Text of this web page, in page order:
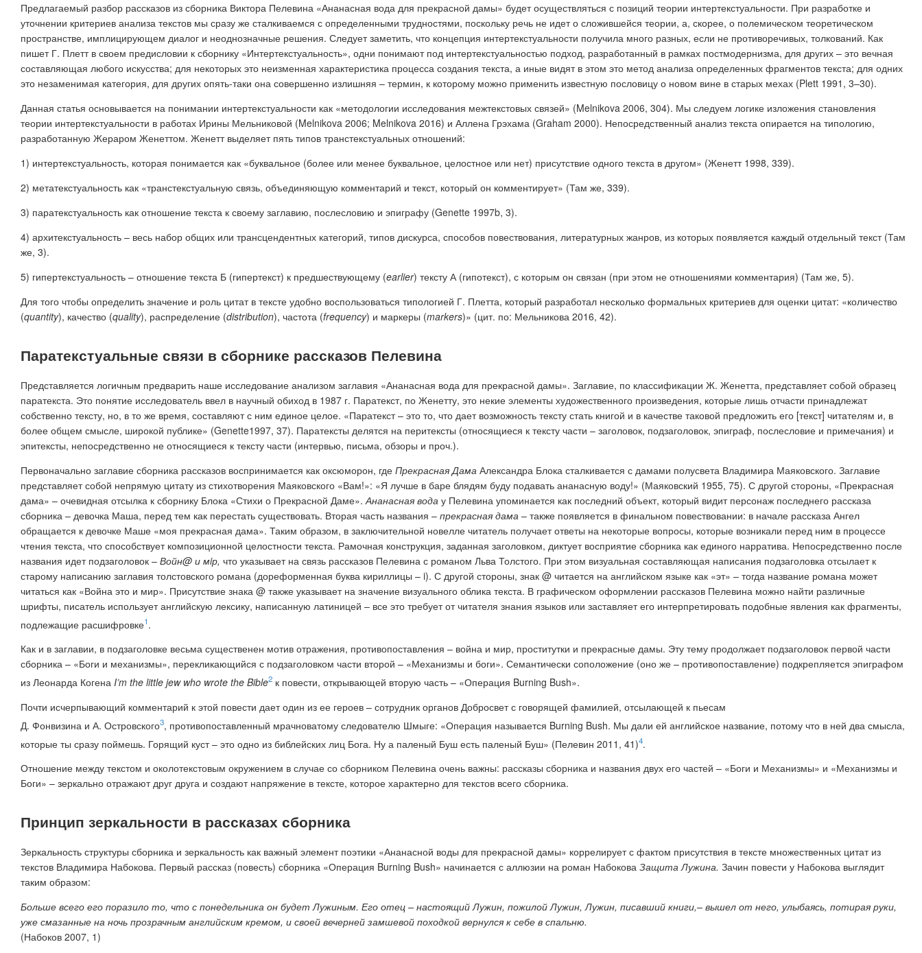
Предлагаемый разбор рассказов из сборника Виктора Пелевина «Ананасная вода для прекрасной дамы» будет осуществляться с позиций теории интертекстуальности. При разработке и
уточнении критериев анализа текстов мы сразу же сталкиваемся с определенными трудностями, поскольку речь не идет о сложившейся теории, а, скорее, о полемическом теоретическом
пространстве, имплицирующем диалог и неоднозначные решения. Следует заметить, что концепция интертекстуальности получила много разных, если не противоречивых, толкований. Как
пишет Г. Плетт в своем предисловии к сборнику «Интертекстуальность», одни понимают под интертекстуальностью подход, разработанный в рамках постмодернизма, для других – это вечная
составляющая любого искусства; для некоторых это неизменная характеристика процесса создания текста, а иные видят в этом это метод анализа определенных фрагментов текста; для одних
это незаменимая категория, для других опять-таки она совершенно излишняя – термин, к которому можно применить известную пословицу о новом вине в старых мехах (Plett 1991, 3–30).
Данная статья основывается на понимании интертекстуальности как «методологии исследования межтекстовых связей» (Melnikova 2006, 304). Мы следуем логике изложения становления
теории интертекстуальности в работах Ирины Мельниковой (Melnikova 2006; Melnikova 2016) и Аллена Грэхама (Graham 2000). Непосредственный анализ текста опирается на типологию,
разработанную Жераром Женеттом. Женетт выделяет пять типов транстекстуальных отношений:
1) интертекстуальность, которая понимается как «буквальное (более или менее буквальное, целостное или нет) присутствие одного текста в другом» (Женетт 1998, 339).
2) метатекстуальность как «транстекстуальную связь, объединяющую комментарий и текст, который он комментирует» (Там же, 339).
3) паратекстуальность как отношение текста к своему заглавию, послесловию и эпиграфу (Genette 1997b, 3).
4) архитекстуальность – весь набор общих или трансцендентных категорий, типов дискурса, способов повествования, литературных жанров, из которых появляется каждый отдельный текст (Там
же, 3).
5) гипертекстуальность – отношение текста Б (гипертекст) к предшествующему (earlier) тексту А (гипотекст), с которым он связан (при этом не отношениями комментария) (Там же, 5).
Для того чтобы определить значение и роль цитат в тексте удобно воспользоваться типологией Г. Плетта, который разработал несколько формальных критериев для оценки цитат: «количество
(quantity), качество (quality), распределение (distribution), частота (frequency) и маркеры (markers)» (цит. по: Мельникова 2016, 42).
Паратекстуальные связи в сборнике рассказов Пелевина
Представляется логичным предварить наше исследование анализом заглавия «Ананасная вода для прекрасной дамы». Заглавие, по классификации Ж. Женетта, представляет собой образец
паратекста. Это понятие исследователь ввел в научный обиход в 1987 г. Паратекст, по Женетту, это некие элементы художественного произведения, которые лишь отчасти принадлежат
собственно тексту, но, в то же время, составляют с ним единое целое. «Паратекст – это то, что дает возможность тексту стать книгой и в качестве таковой предложить его [текст] читателям и, в
более общем смысле, широкой публике» (Genette1997, 37). Паратексты делятся на перитексты (относящиеся к тексту части – заголовок, подзаголовок, эпиграф, послесловие и примечания) и
эпитексты, непосредственно не относящиеся к тексту части (интервью, письма, обзоры и проч.).
Первоначально заглавие сборника рассказов воспринимается как оксюморон, где Прекрасная Дама Александра Блока сталкивается с дамами полусвета Владимира Маяковского. Заглавие
представляет собой непрямую цитату из стихотворения Маяковского «Вам!»: «Я лучше в баре блядям буду подавать ананасную воду!» (Маяковский 1955, 75). С другой стороны, «Прекрасная
дама» – очевидная отсылка к сборнику Блока «Стихи о Прекрасной Даме». Ананасная вода у Пелевина упоминается как последний объект, который видит персонаж последнего рассказа
сборника – девочка Маша, перед тем как перестать существовать. Вторая часть названия – прекрасная дама – также появляется в финальном повествовании: в начале рассказа Ангел
обращается к девочке Маше «моя прекрасная дама». Таким образом, в заключительной новелле читатель получает ответы на некоторые вопросы, которые возникали перед ним в процессе
чтения текста, что способствует композиционной целостности текста. Рамочная конструкция, заданная заголовком, диктует восприятие сборника как единого нарратива. Непосредственно после
названия идет подзаголовок – Войн@ и мiр, что указывает на связь рассказов Пелевина с романом Льва Толстого. При этом визуальная составляющая написания подзаголовка отсылает к
старому написанию заглавия толстовского романа (дореформенная буква кириллицы – i). С другой стороны, знак @ читается на английском языке как «эт» – тогда название романа может
читаться как «Война это и мир». Присутствие знака @ также указывает на значение визуального облика текста. В графическом оформлении рассказов Пелевина можно найти различные
шрифты, писатель использует английскую лексику, написанную латиницей – все это требует от читателя знания языков или заставляет его интерпретировать подобные явления как фрагменты,
подлежащие расшифровке1.
Как и в заглавии, в подзаголовке весьма существенен мотив отражения, противопоставления – война и мир, проститутки и прекрасные дамы. Эту тему продолжает подзаголовок первой части
сборника – «Боги и механизмы», перекликающийся с подзаголовком части второй – «Механизмы и боги». Семантически соположение (оно же – противопоставление) подкрепляется эпиграфом
из Леонарда Когена I’m the little jew who wrote the Bible2 к повести, открывающей вторую часть – «Операция Burning Bush».
Почти исчерпывающий комментарий к этой повести дает один из ее героев – сотрудник органов Добросвет с говорящей фамилией, отсылающей к пьесам
Д. Фонвизина и А. Островского3, противопоставленный мрачноватому следователю Шмыге: «Операция называется Burning Bush. Мы дали ей английское название, потому что в ней два смысла,
которые ты сразу поймешь. Горящий куст – это одно из библейских лиц Бога. Ну а паленый Буш есть паленый Буш» (Пелевин 2011, 41)4.
Отношение между текстом и околотекстовым окружением в случае со сборником Пелевина очень важны: рассказы сборника и названия двух его частей – «Боги и Механизмы» и «Механизмы и
Боги» – зеркально отражают друг друга и создают напряжение в тексте, которое характерно для текстов всего сборника.
Принцип зеркальности в рассказах сборника
Зеркальность структуры сборника и зеркальность как важный элемент поэтики «Ананасной воды для прекрасной дамы» коррелирует с фактом присутствия в тексте множественных цитат из
текстов Владимира Набокова. Первый рассказ (повесть) сборника «Операция Burning Bush» начинается с аллюзии на роман Набокова Защита Лужина. Зачин повести у Набокова выглядит
таким образом:
Больше всего его поразило то, что с понедельника он будет Лужиным. Его отец – настоящий Лужин, пожилой Лужин, Лужин, писавший книги,– вышел от него, улыбаясь, потирая руки,
уже смазанные на ночь прозрачным английским кремом, и своей вечерней замшевой походкой вернулся к себе в спальню.
(Набоков 2007, 1)